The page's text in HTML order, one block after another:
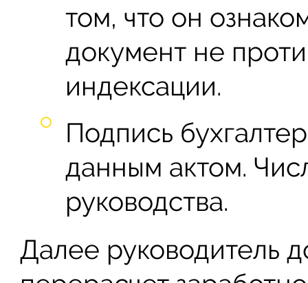
том, что он
документ не
индексации.
Подпись
данным актом.
руководства.
Далее руководитель